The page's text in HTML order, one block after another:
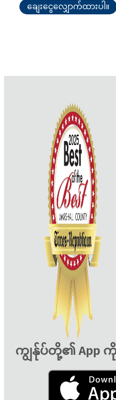
ချေးငွေလျှောက်ထားပါ။
ကျွန်ုပ်တို့၏ App ကို